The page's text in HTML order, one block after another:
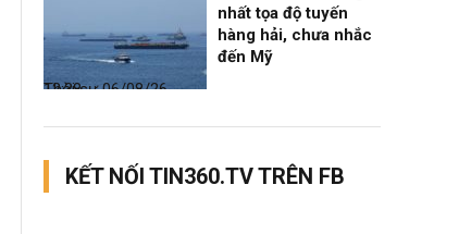
Thời sự
06/08/26, 12:38
nhất tọa độ tuyến
hàng hải, chưa nhắc
đến Mỹ
KẾT NỐI TIN360.TV TRÊN FB